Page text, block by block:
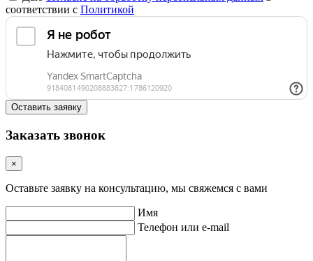
соответствии с Политикой
Оставить заявку
Заказать звонок
×
Оставьте заявку на консультацию, мы свяжемся с вами
Имя
Телефон или e-mail